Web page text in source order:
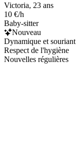
Victoria, 23 ans
10 €/h
Baby-sitter
Nouveau
Dynamique et souriant
Respect de l'hygiène
Nouvelles régulières